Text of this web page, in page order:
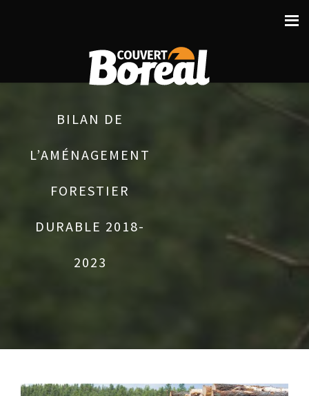
BILAN DE
L’AMÉNAGEMENT
FORESTIER
DURABLE 2018-
2023